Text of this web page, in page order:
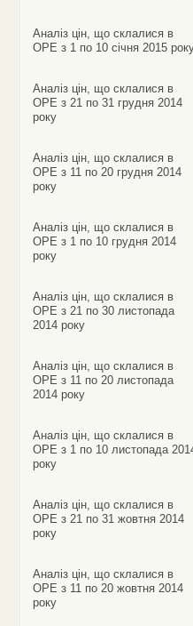
Аналіз цін, що склалися в
ОРЕ з 1 по 10 січня 2015
Аналіз цін, що склалися в
ОРЕ з 21 по 31 грудня 2014
року
Аналіз цін, що склалися в
ОРЕ з 11 по 20 грудня 2014
року
Аналіз цін, що склалися в
ОРЕ з 1 по 10 грудня 2014
року
Аналіз цін, що склалися в
ОРЕ з 21 по 30 листопада
2014 року
Аналіз цін, що склалися в
ОРЕ з 11 по 20 листопада
2014 року
Аналіз цін, що склалися в
ОРЕ з 1 по 10 листопада
року
Аналіз цін, що склалися в
ОРЕ з 21 по 31 жовтня 2014
року
Аналіз цін, що склалися в
ОРЕ з 11 по 20 жовтня 2014
року